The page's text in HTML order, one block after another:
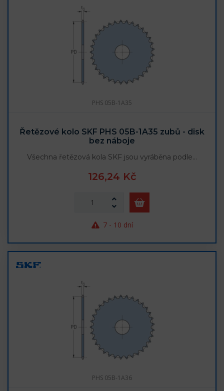
PHS 05B-1A35
Řetězové kolo SKF PHS 05B-1A35 zubů - disk
bez náboje
Všechna řetězová kola SKF jsou vyráběna podle…
126,24 Kč
7 - 10 dní
PHS 05B-1A36